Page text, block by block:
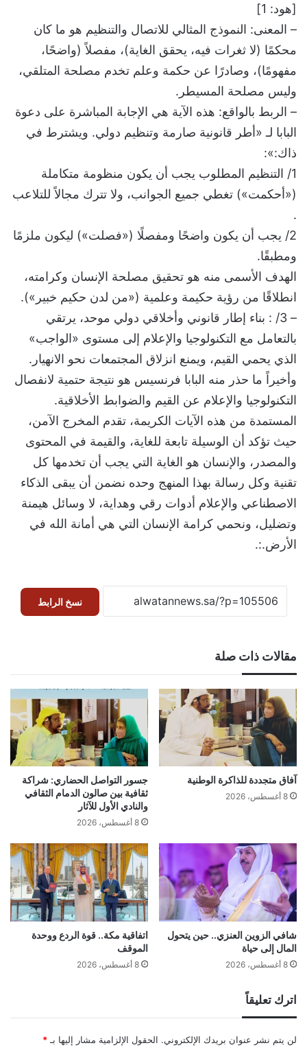
[هود: 1]
– المعنى: النموذج المثالي للاتصال والتنظيم هو ما كان
محكمًا (لا ثغرات فيه، يحقق الغاية)، مفصلاً (واضحًا،
مفهومًا)، وصادرًا عن حكمة وعلم تخدم مصلحة المتلقي،
وليس مصلحة المسيطر.
– الربط بالواقع: هذه الآية هي الإجابة المباشرة على دعوة
البابا لـ «أطر قانونية صارمة وتنظيم دولي. ويشترط في
ذاك:»:
1/ التنظيم المطلوب يجب أن يكون منظومة متكاملة
(«أحكمت») تغطي جميع الجوانب، ولا تترك مجالاً للتلاعب
.
2/ يجب أن يكون واضحًا ومفصلًا («فصلت») ليكون ملزمًا
ومطبقًا.
الهدف الأسمى منه هو تحقيق مصلحة الإنسان وكرامته،
انطلاقًا من رؤية حكيمة وعلمية («من لدن حكيم خبير»).
– 3/ : بناء إطار قانوني وأخلاقي دولي موحد، يرتقي
بالتعامل مع التكنولوجيا والإعلام إلى مستوى «الواجب»
الذي يحمي القيم، ويمنع انزلاق المجتمعات نحو الانهيار.
وأخيراً ما حذر منه البابا فرنسيس هو نتيجة حتمية لانفصال
التكنولوجيا والإعلام عن القيم والضوابط الأخلاقية.
المستمدة من هذه الآيات الكريمة، تقدم المخرج الآمن،
حيث تؤكد أن الوسيلة تابعة للغاية، والقيمة في المحتوى
والمصدر، والإنسان هو الغاية التي يجب أن تخدمها كل
تقنية وكل رسالة بهذا المنهج وحده نضمن أن يبقى الذكاء
الاصطناعي والإعلام أدوات رقي وهداية، لا وسائل هيمنة
وتضليل، ونحمي كرامة الإنسان التي هي أمانة الله في
الأرض.:.
نسخ الرابط
مقالات ذات صلة
آفاق متجددة للذاكرة الوطنية
8 أغسطس، 2026
جسور التواصل الحضاري: شراكة
ثقافية بين صالون الدمام الثقافي
والنادي الأول للآثار
8 أغسطس، 2026
شافي الزوين العنزي.. حين يتحول
المال إلى حياة
8 أغسطس، 2026
اتفاقية مكة.. قوة الردع ووحدة
الموقف
8 أغسطس، 2026
اترك تعليقاً
لن يتم نشر عنوان بريدك الإلكتروني. الحقول الإلزامية مشار إليها بـ *